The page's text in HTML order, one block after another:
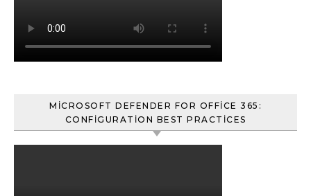
MICROSOFT DEFENDER FOR OFFICE 365:
CONFIGURATION BEST PRACTICES